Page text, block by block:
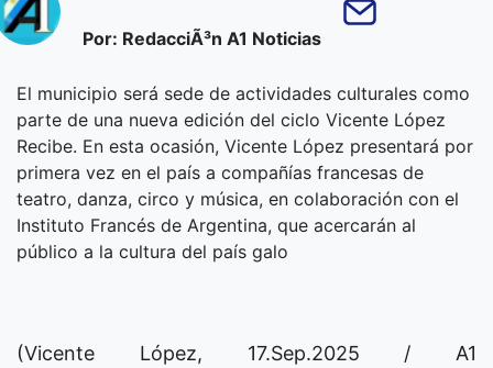
Por: RedacciÃ³n A1 Noticias
El municipio será sede de actividades culturales como
parte de una nueva edición del ciclo Vicente López
Recibe. En esta ocasión, Vicente López presentará por
primera vez en el país a compañías francesas de
teatro, danza, circo y música, en colaboración con el
Instituto Francés de Argentina, que acercarán al
público a la cultura del país galo
(Vicente López, 17.Sep.2025 / A1